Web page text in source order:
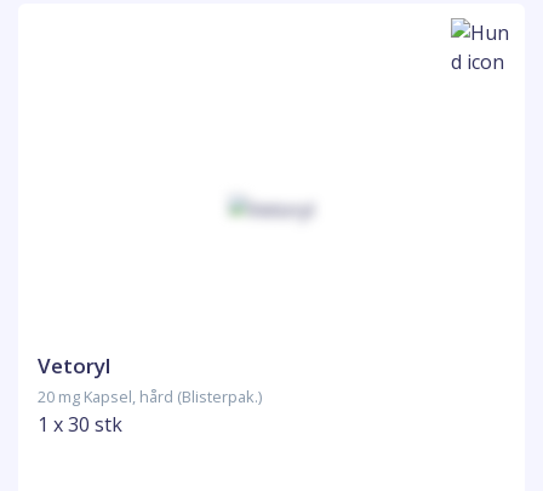
Vetoryl
20 mg Kapsel, hård (Blisterpak.)
1 x 30 stk